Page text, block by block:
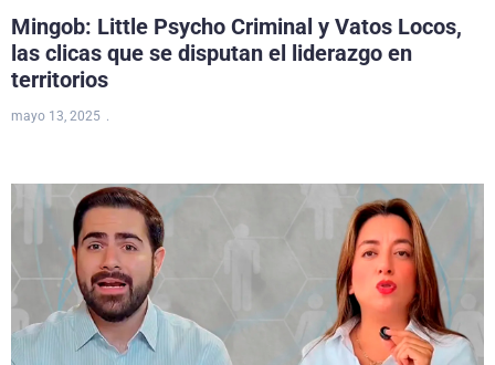
Mingob: Little Psycho Criminal y Vatos Locos,
las clicas que se disputan el liderazgo en
territorios
mayo 13, 2025